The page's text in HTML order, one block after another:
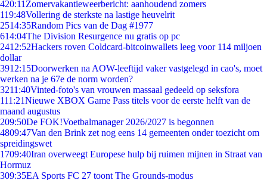
420:11 Zomervakantieweerbericht: aanhoudend zomers
119:48Vollering de sterkste na lastige heuvelrit
2514:35Random Pics van de Dag #1977
614:04The Division Resurgence nu gratis op pc
2412:52Hackers roven Coldcard-bitcoinwallets leeg voor 114 miljoen
dollar
3912:15Doorwerken na AOW-leeftijd vaker vastgelegd in cao's, moet
werken na je 67e de norm worden?
3211:40Vinted-foto's van vrouwen massaal gedeeld op seksfora
111:21Nieuwe XBOX Game Pass titels voor de eerste helft van de
maand augustus
209:50De FOK!Voetbalmanager 2026/2027 is begonnen
4809:47Van den Brink zet nog eens 14 gemeenten onder toezicht om
spreidingswet
1709:40Iran overweegt Europese hulp bij ruimen mijnen in Straat van
Hormuz
309:35EA Sports FC 27 toont The Grounds-modus